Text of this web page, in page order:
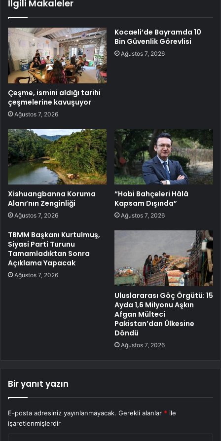
İlgili Makaleler
Çeşme, ismini aldığı tarihi
çeşmelerine kavuşuyor
Ağustos 7, 2026
Kocaeli’de Bayramda 10
Bin Güvenlik Görevlisi
Ağustos 7, 2026
Xishuangbanna Koruma
Alanı’nın Zenginliği
Ağustos 7, 2026
“Hobi Bahçeleri Hâlâ
Kapsam Dışında”
Ağustos 7, 2026
TBMM Başkanı Kurtulmuş,
Siyasi Parti Turunu
Tamamladıktan Sonra
Açıklama Yapacak
Ağustos 7, 2026
Uluslararası Göç Örgütü: 15
Ayda 1,6 Milyonu Aşkın
Afgan Mülteci
Pakistan’dan Ülkesine
Döndü
Ağustos 7, 2026
Bir yanıt yazın
E-posta adresiniz yayınlanmayacak. Gerekli alanlar * ile
işaretlenmişlerdir